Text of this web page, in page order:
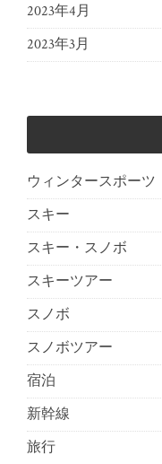
2023年4月
2023年3月
ウィンタースポーツ
スキー
スキー・スノボ
スキーツアー
スノボ
スノボツアー
宿泊
新幹線
旅行